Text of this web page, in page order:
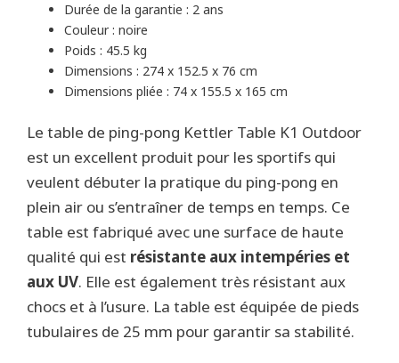
Durée de la garantie : 2 ans
Couleur : noire
Poids : 45.5 kg
Dimensions : 274 x 152.5 x 76 cm
Dimensions pliée : 74 x 155.5 x 165 cm
Le table de ping-pong Kettler Table K1 Outdoor
est un excellent produit pour les sportifs qui
veulent débuter la pratique du ping-pong en
plein air ou s’entraîner de temps en temps. Ce
table est fabriqué avec une surface de haute
qualité qui est résistante aux intempéries et
aux UV. Elle est également très résistant aux
chocs et à l’usure. La table est équipée de pieds
tubulaires de 25 mm pour garantir sa stabilité.